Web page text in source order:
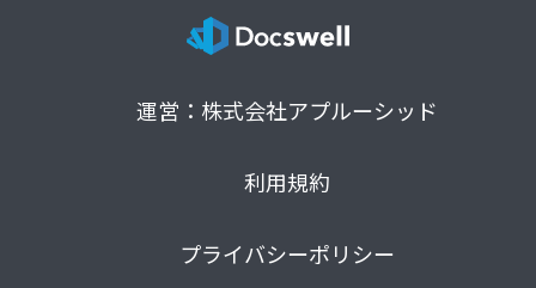
運営：株式会社アプルーシッド
利用規約
プライバシーポリシー